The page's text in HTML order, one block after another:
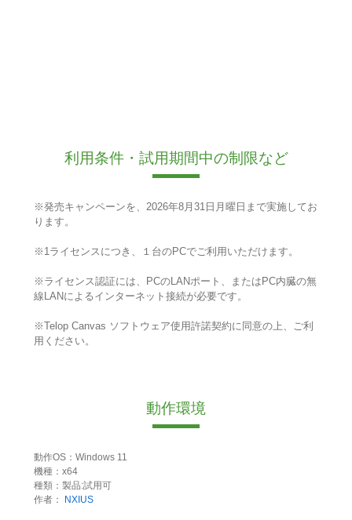
利用条件・試用期間中の制限など
※発売キャンペーンを、2026年8月31日月曜日まで実施してお
ります。
※1ライセンスにつき、１台のPCでご利用いただけます。
※ライセンス認証には、PCのLANポート、またはPC内臓の無
線LANによるインターネット接続が必要です。
※Telop Canvas ソフトウェア使用許諾契約に同意の上、ご利
用ください。
動作環境
動作OS：Windows 11
機種：x64
種類：製品:試用可
作者：
NXIUS